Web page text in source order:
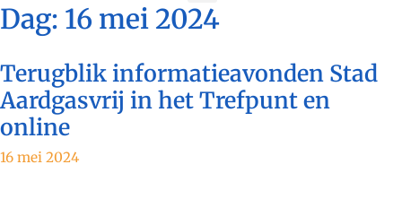
Dag: 16 mei 2024
Terugblik informatieavonden Stad
Aardgasvrij in het Trefpunt en
online
16 mei 2024